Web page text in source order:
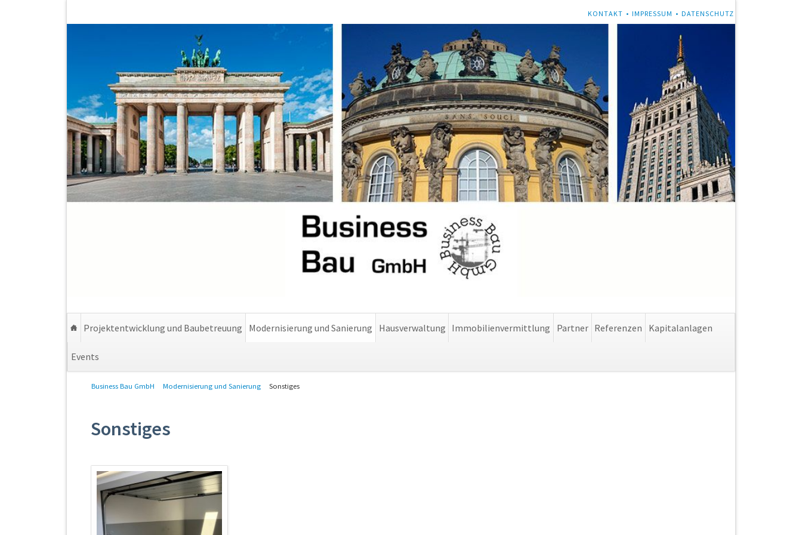
NAVIGATION
ÜBERSPRINGEN
KONTAKT IMPRESSUM DATENSCHUTZ
Projektentwicklung und Baubetreuung Modernisierung und Sanierung Hausverwaltung Immobilienvermittlung Partner Referenzen Kapitalanlagen
Events
Business Bau GmbH Modernisierung und Sanierung Sonstiges
Sonstiges